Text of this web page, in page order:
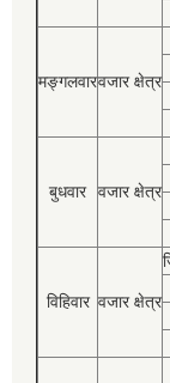
मङ्गलवारवजार क्षेत्र
बुधवार वजार क्षेत्र
विहिवार वजार क्षेत्र